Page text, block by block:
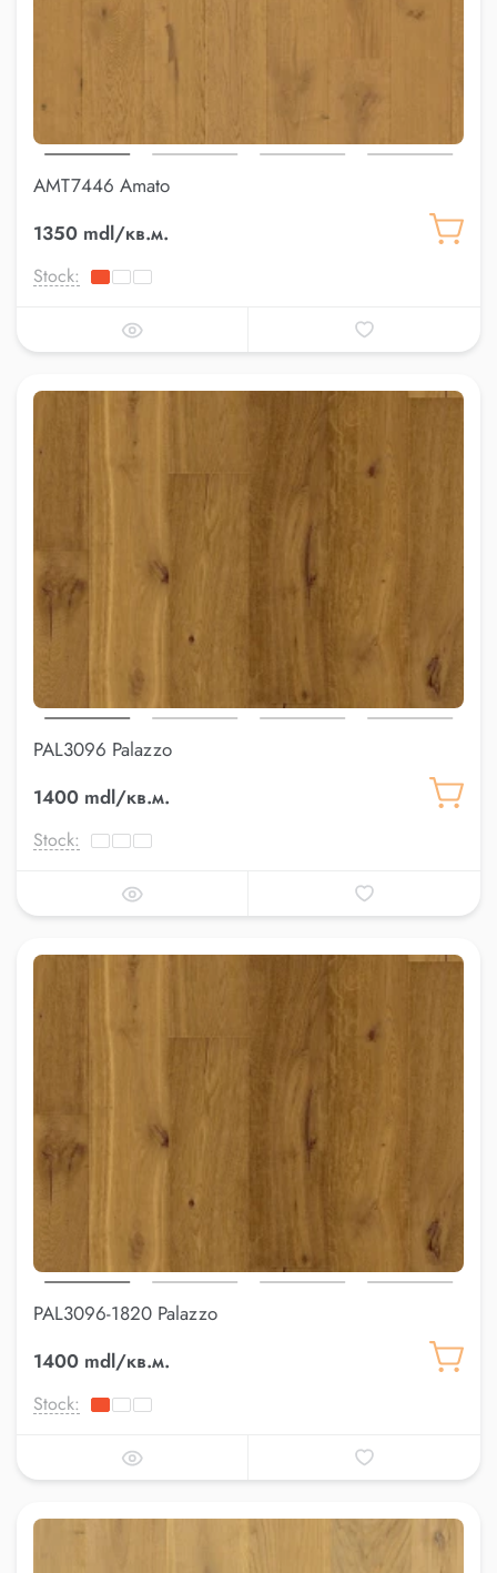
AMT7446 Amato
1350 mdl/кв.м.
Stock:
PAL3096 Palazzo
1400 mdl/кв.м.
Stock:
PAL3096-1820 Palazzo
1400 mdl/кв.м.
Stock: